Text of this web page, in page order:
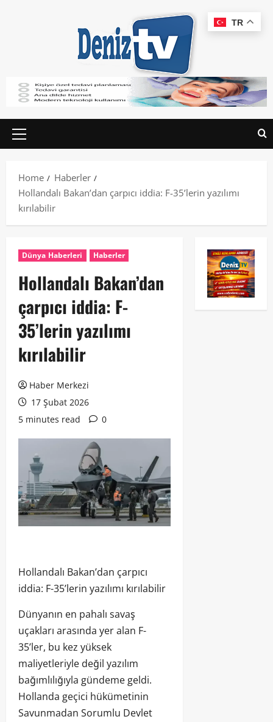
Home
Haberler
Hollandalı Bakan’dan çarpıcı iddia: F-35’lerin yazılımı
kırılabilir
Dünya Haberleri Haberler
Hollandalı Bakan’dan
çarpıcı iddia: F-
35’lerin yazılımı
kırılabilir
Haber Merkezi
17 Şubat 2026
5 minutes read
0
Hollandalı Bakan’dan çarpıcı
iddia: F-35’lerin yazılımı kırılabilir
Dünyanın en pahalı savaş
uçakları arasında yer alan F-
35’ler, bu kez yüksek
maliyetleriyle değil yazılım
bağımlılığıyla gündeme geldi.
Hollanda geçici hükümetinin
Savunmadan Sorumlu Devlet
TR